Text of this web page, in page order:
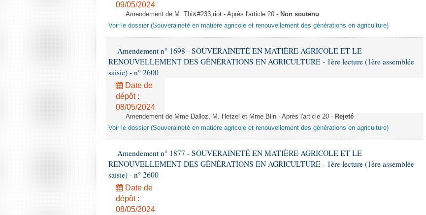
09/05/2024
Amendement de M. Thi&#233;riot - Après l'article 20 - Non soutenu
Voir le dossier (Souveraineté en matière agricole et renouvellement des générations en agriculture)
Amendement n° 1698 - SOUVERAINETÉ EN MATIÈRE AGRICOLE ET LE
RENOUVELLEMENT DES GÉNÉRATIONS EN AGRICULTURE - 1ère lecture (1ère assemblée
saisie) - n° 2600
Date de
dépôt :
08/05/2024
Amendement de Mme Dalloz, M. Hetzel et Mme Blin - Après l'article 20 - Rejeté
Voir le dossier (Souveraineté en matière agricole et renouvellement des générations en agriculture)
Amendement n° 1877 - SOUVERAINETÉ EN MATIÈRE AGRICOLE ET LE
RENOUVELLEMENT DES GÉNÉRATIONS EN AGRICULTURE - 1ère lecture (1ère assemblée
saisie) - n° 2600
Date de
dépôt :
08/05/2024